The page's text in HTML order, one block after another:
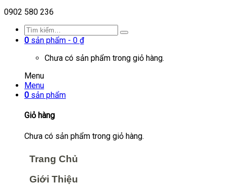
0902 580 236
0 sản phẩm - 0 ₫
Chưa có sản phẩm trong giỏ hàng.
Menu
Menu
0 sản phẩm
Giỏ hàng
Chưa có sản phẩm trong giỏ hàng.
Trang Chủ
Giới Thiệu